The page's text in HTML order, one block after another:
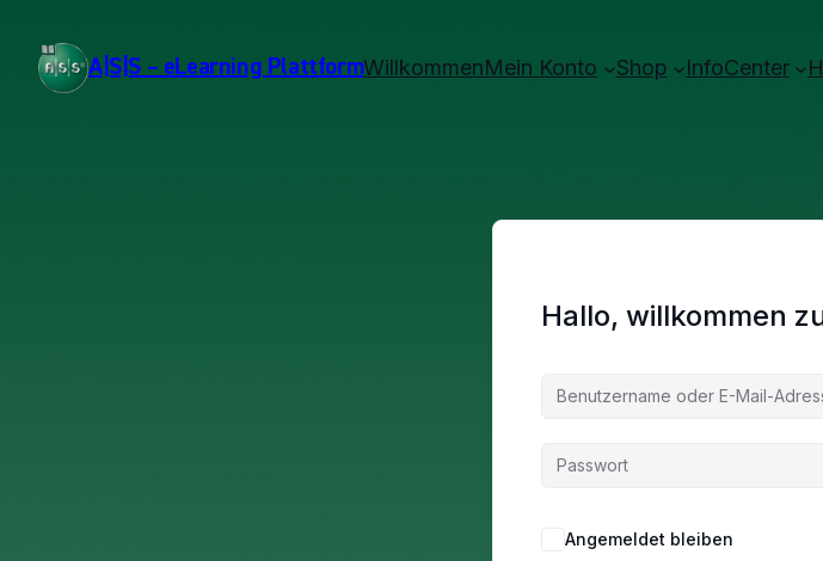
A|S|S – eLearning PlattformWillkommenMein Konto Shop InfoCenter
Hallo, willkommen
Angemeldet bleiben